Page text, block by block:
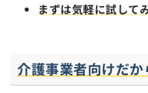
まずは気軽に試して
介護事業者向けだ